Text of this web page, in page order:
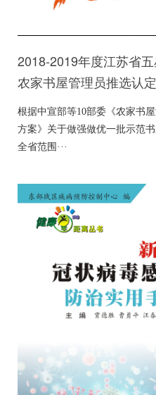
2018-2019年度江苏省
农家书屋管理员推选认
根据中宣部等10部委《农家书
方案》关于做强做优一批示范
全省范围···